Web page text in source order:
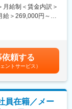
ジメントを踏まえ
ある証の徳島県企
開発
た各種画像診断装
た、シミュレーショ
テム等の各種サブ
給制＜賃金内訳＞
給＞269,000円～
依頼する
ントサービス）
員在籍／メー